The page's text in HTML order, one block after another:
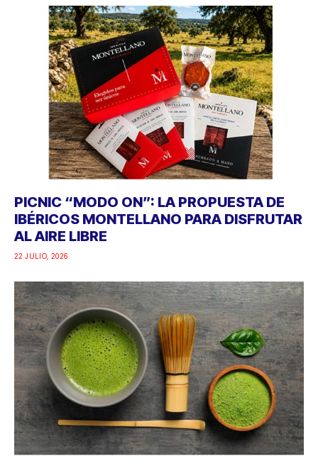
PICNIC “MODO ON”: LA PROPUESTA DE
IBÉRICOS MONTELLANO PARA DISFRUTAR
AL AIRE LIBRE
22 JULIO, 2026